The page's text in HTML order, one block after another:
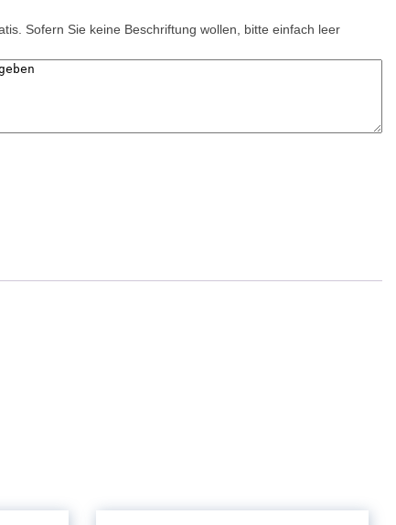
Sofern Sie keine Beschriftung wollen, bitte einfach leer